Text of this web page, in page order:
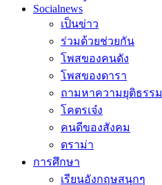
Socialnews
เป็นข่าว
ร่วมด้วยช่วยกัน
โพสของคนดัง
โพสของดารา
ถามหาความยุติธรรม
โคตรเจ๋ง
คนดีของสังคม
ดราม่า
การศึกษา
เรียนอังกฤษสนุกๆ